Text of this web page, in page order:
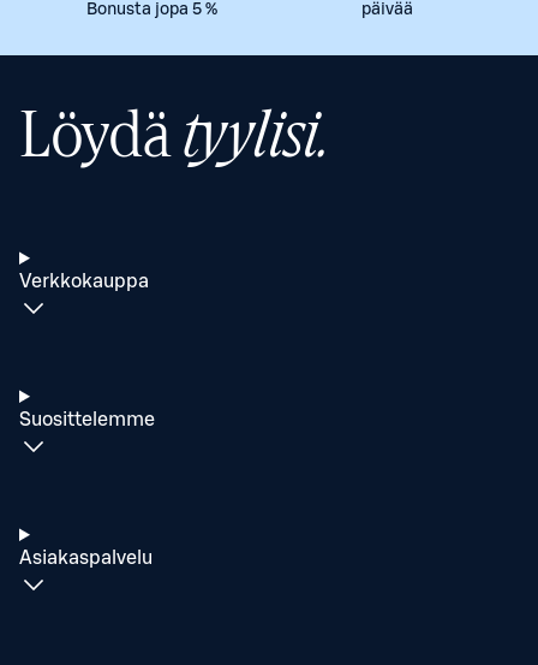
Bonusta jopa 5 %
päivää
Löydätyylisi.
Verkkokauppa
Suosittelemme
Asiakaspalvelu